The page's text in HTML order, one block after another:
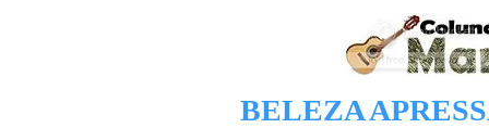
BELEZA